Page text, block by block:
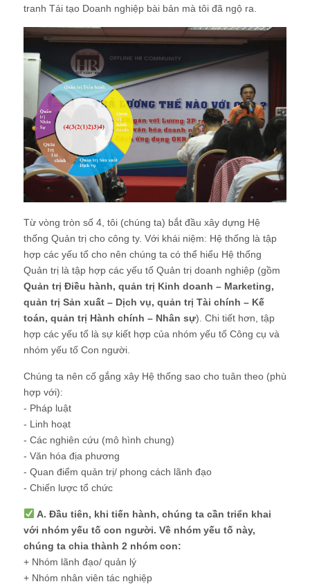
tranh Tái tạo Doanh nghiệp bài bản mà tôi đã ngộ ra.
Từ vòng tròn số 4, tôi (chúng ta) bắt đầu xây dựng Hệ
thống Quản trị cho công ty. Với khái niệm: Hệ thống là tập
hợp các yếu tố cho nên chúng ta có thể hiểu Hệ thống
Quản trị là tập hợp các yếu tố Quản trị doanh nghiệp (gồm
Quản trị Điều hành, quản trị Kinh doanh – Marketing,
quản trị Sản xuất – Dịch vụ, quản trị Tài chính – Kế
toán, quản trị Hành chính – Nhân sự). Chi tiết hơn, tập
hợp các yếu tố là sự kiết hợp của nhóm yếu tố Công cụ và
nhóm yếu tố Con người.
Chúng ta nên cố gắng xây Hệ thống sao cho tuân theo (phù
hợp với):
- Pháp luật
- Linh hoạt
- Các nghiên cứu (mô hình chung)
- Văn hóa địa phương
- Quan điểm quản trị/ phong cách lãnh đạo
- Chiến lược tổ chức
A. Đầu tiên, khi tiến hành, chúng ta cần triển khai
với nhóm yếu tố con người. Về nhóm yếu tố này,
chúng ta chia thành 2 nhóm con:
+ Nhóm lãnh đạo/ quản lý
+ Nhóm nhân viên tác nghiệp